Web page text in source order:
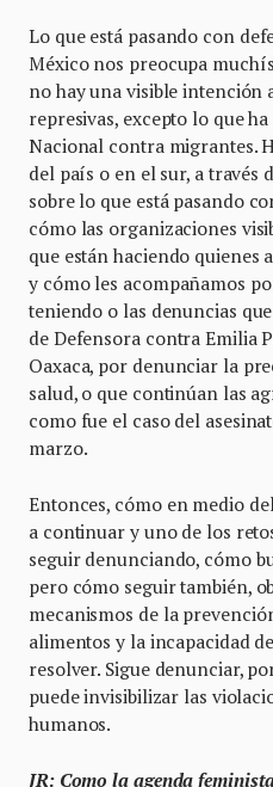
Lo que está pasando con
México nos preocupa
no hay una visible intención
represivas, excepto lo que
Nacional contra migrantes.
del país o en el sur, a través
sobre lo que está pasando
cómo las organizaciones
que están haciendo quienes
y cómo les acompañamos
teniendo o las denuncias
de Defensora contra Emilia
Oaxaca, por denunciar la
salud, o que continúan las
como fue el caso del
marzo.
Entonces, cómo en medio
a continuar y uno de los
seguir denunciando, cómo
pero cómo seguir también,
mecanismos de la
alimentos y la incapacidad
resolver. Sigue denunciar,
puede invisibilizar las
humanos.
JR: Como la agenda